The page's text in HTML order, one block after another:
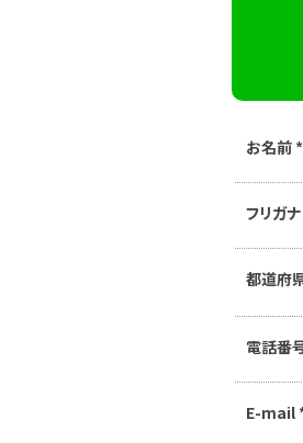
お名前 *
フリガナ
都道府
電話番
E-mail